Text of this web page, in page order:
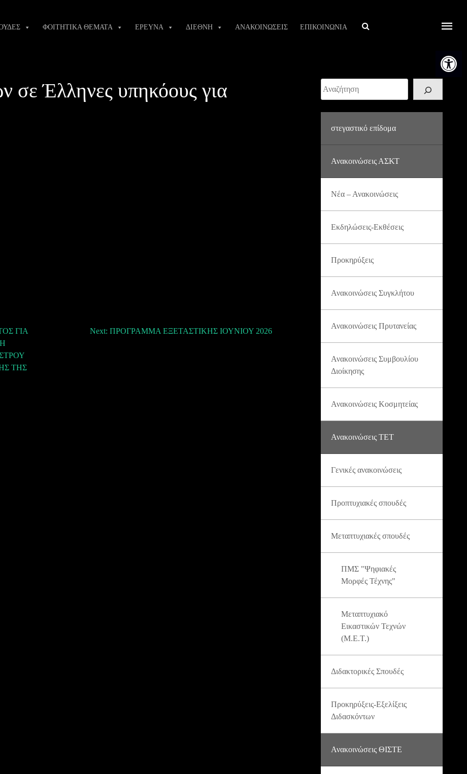
Ανοίξτε
ΦΟΙΤΗΤΙΚΑ ΘΕΜΑΤΑ ΕΡΕΥΝΑ ΔΙΕΘΝΗ ΑΝΑΚΟΙΝΩΣΕΙΣ ΕΠΙΚΟΙΝΩΝΙΑ Αναζήτηση
σε Έλληνες υπηκόους για
ΓΙΑ
ΤΗΣ
Next: ΠΡΟΓΡΑΜΜΑ ΕΞΕΤΑΣΤΙΚΗΣ ΙΟΥΝΙΟΥ 2026
Αναζήτηση
στεγαστικό επίδομα
Ανακοινώσεις ΑΣΚΤ
Νέα – Ανακοινώσεις
Εκδηλώσεις-Εκθέσεις
Προκηρύξεις
Ανακοινώσεις Συγκλήτου
Ανακοινώσεις Πρυτανείας
Ανακοινώσεις Συμβουλίου
Διοίκησης
Ανακοινώσεις Κοσμητείας
Ανακοινώσεις ΤΕΤ
Γενικές ανακοινώσεις
Προπτυχιακές σπουδές
Μεταπτυχιακές σπουδές
ΠΜΣ "Ψηφιακές
Μορφές Τέχνης"
Μεταπτυχιακό
Εικαστικών Τεχνών
(Μ.Ε.Τ.)
Διδακτορικές Σπουδές
Προκηρύξεις-Εξελίξεις
Διδασκόντων
Ανακοινώσεις ΘΙΣΤΕ